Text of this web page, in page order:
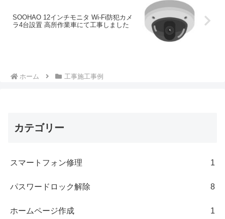
SOOHAO 12インチモニタ Wi-Fi防犯カメ
ラ4台設置 高所作業車にて工事しました
ホーム 工事施工事例
カテゴリー
スマートフォン修理 1
パスワードロック解除 8
ホームページ作成 1